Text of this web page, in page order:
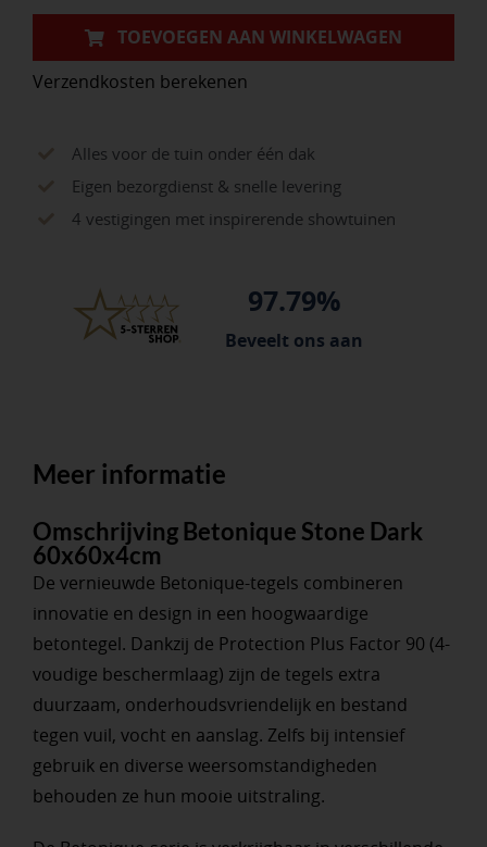
TOEVOEGEN AAN WINKELWAGEN
Verzendkosten berekenen
Alles voor de tuin onder één dak
Eigen bezorgdienst & snelle levering
4 vestigingen met inspirerende showtuinen
97.79%
Beveelt ons aan
Meer informatie
Omschrijving Betonique Stone Dark
60x60x4cm
De vernieuwde Betonique-tegels combineren
innovatie en design in een hoogwaardige
betontegel. Dankzij de Protection Plus Factor 90 (4-
voudige beschermlaag) zijn de tegels extra
duurzaam, onderhoudsvriendelijk en bestand
tegen vuil, vocht en aanslag. Zelfs bij intensief
gebruik en diverse weersomstandigheden
behouden ze hun mooie uitstraling.